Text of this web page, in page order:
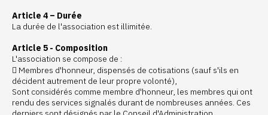
Article 4 – Durée
La durée de l'association est illimitée.
Article 5 - Composition
L'association se compose de :
 Membres d'honneur, dispensés de cotisations (sauf s'ils en
décident autrement de leur propre volonté),
Sont considérés comme membre d'honneur, les membres qui ont
rendu des services signalés durant de nombreuses années. Ces